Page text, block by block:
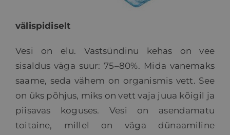
E-POOD
KKK
KONTAKT
välispidiselt
Vesi on elu. Vastsündinu kehas on vee
sisaldus väga suur: 75–80%. Mida vanemaks
saame, seda vähem on organismis vett. See
on üks põhjus, miks on vett vaja juua kõigil ja
piisavas koguses. Vesi on asendamatu
toitaine, millel on väga dünaamiline